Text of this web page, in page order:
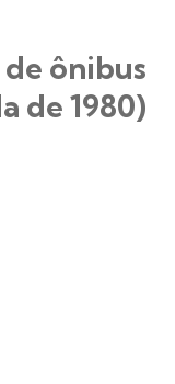
ônibus
de 1980)